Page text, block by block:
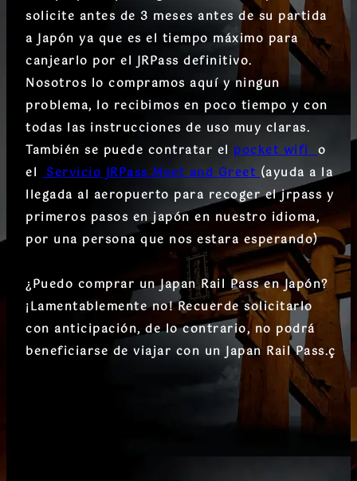
solicite antes de 3 meses antes de su partida
a Japón ya que es el tiempo máximo para
canjearlo por el JRPass definitivo.
Nosotros lo compramos aquí y ningun
problema, lo recibimos en poco tiempo y con
todas las instrucciones de uso muy claras.
También se puede contratar el pocket wifi o
el Servicio JRPass Meet and Greet(ayuda a la
llegada al aeropuerto para recoger el jrpass y
primeros pasos en japón en nuestro idioma,
por una persona que nos estara esperando)
¿Puedo comprar un Japan Rail Pass en Japón?
¡Lamentablemente no! Recuerde solicitarlo
con anticipación, de lo contrario, no podrá
beneficiarse de viajar con un Japan Rail Pass.ç